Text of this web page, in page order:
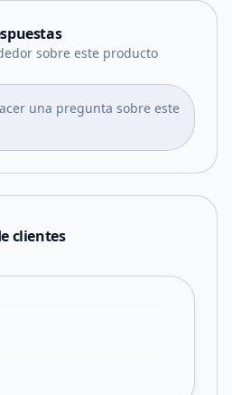
sobre este producto
una pregunta sobre este
clientes